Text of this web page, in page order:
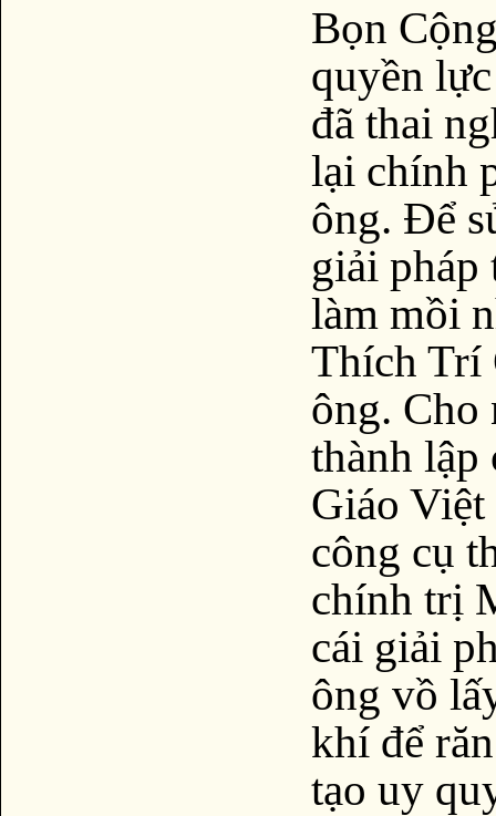
Bọn
quyền
đã thai
lại chính
ông. Để
giải
làm mồi
Thích Trí
ông. Cho
thành lập
Giáo
công cụ
chính trị
cái giải
ông vồ
khí để
tạo uy